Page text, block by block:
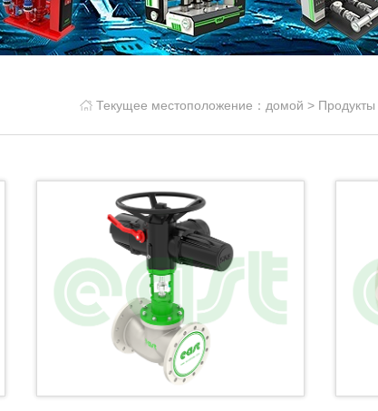
Текущее местоположение： домой > Продукты